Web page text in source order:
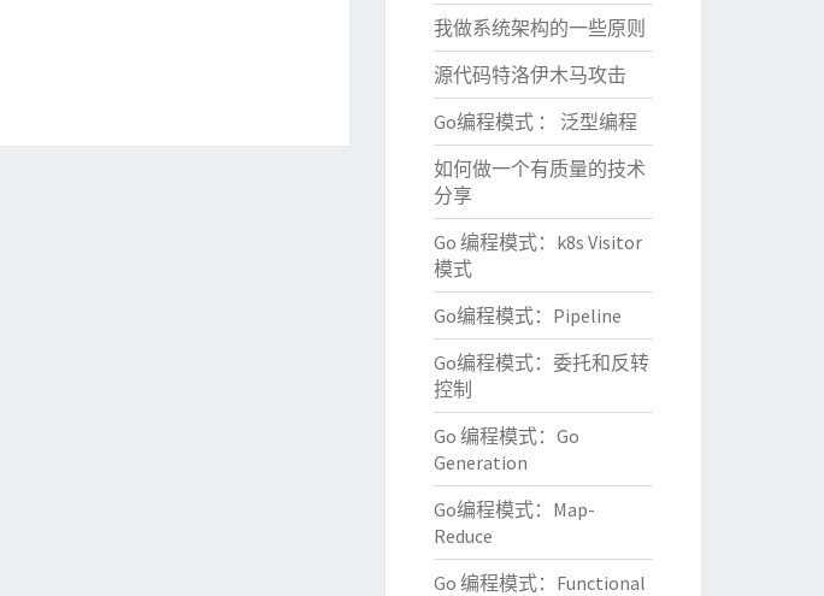
我做系统架构的一些原则
源代码特洛伊木马攻击
Go编程模式 ： 泛型编程
如何做一个有质量的技术
分享
Go 编程模式：k8s Visitor
模式
Go编程模式：Pipeline
Go编程模式：委托和反转
控制
Go 编程模式：Go
Generation
Go编程模式：Map-
Reduce
Go 编程模式：Functional